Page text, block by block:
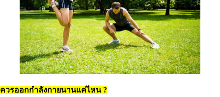
ควรออกกำลังกายนานแค่ไหน ?